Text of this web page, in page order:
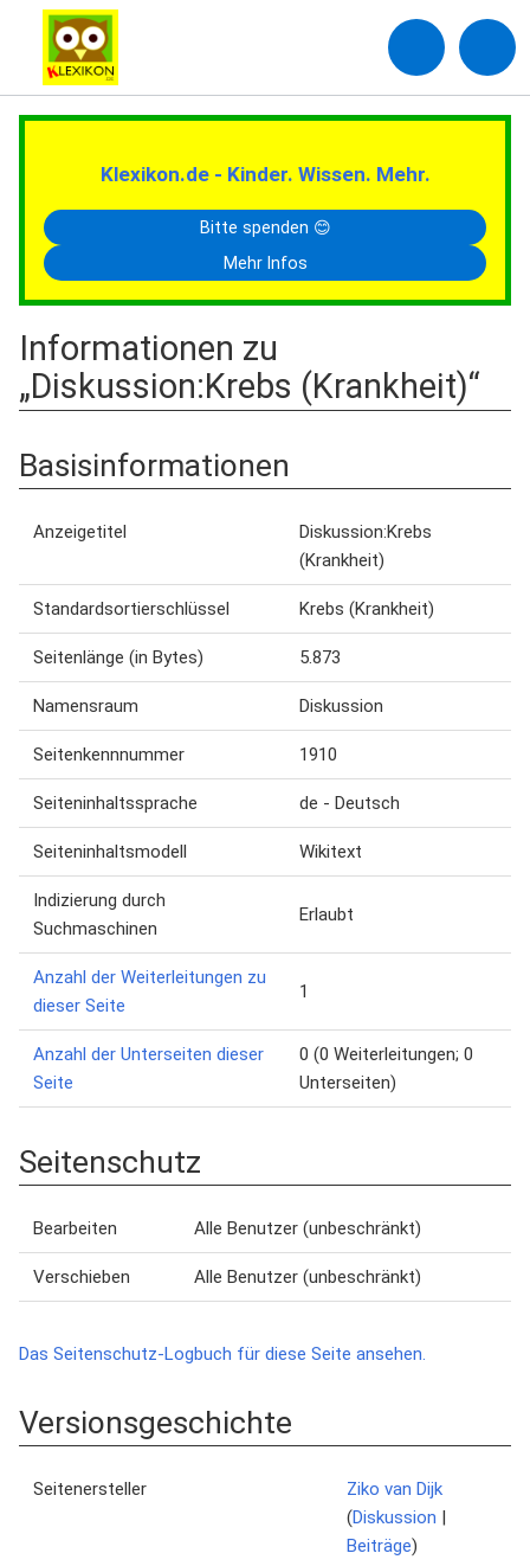
Klexikon.de - Kinder. Wissen. Mehr.
Bitte spenden 😊
Mehr Infos
Informationen zu
„Diskussion:Krebs (Krankheit)“
Basisinformationen
Anzeigetitel
Diskussion:Krebs
(Krankheit)
Standardsortierschlüssel Krebs (Krankheit)
Seitenlänge (in Bytes) 5.873
Namensraum Diskussion
Seitenkennnummer 1910
Seiteninhaltssprache de - Deutsch
Seiteninhaltsmodell Wikitext
Indizierung durch
Suchmaschinen
Erlaubt
Anzahl der Weiterleitungen zu
dieser Seite
1
Anzahl der Unterseiten dieser
Seite
0 (0 Weiterleitungen; 0
Unterseiten)
Seitenschutz
Bearbeiten Alle Benutzer (unbeschränkt)
Verschieben Alle Benutzer (unbeschränkt)
Das Seitenschutz-Logbuch für diese Seite ansehen.
Versionsgeschichte
Seitenersteller
Ziko van Dijk
(Diskussion |
Beiträge)